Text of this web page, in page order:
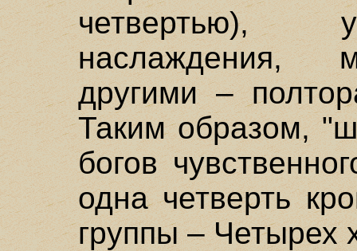
четвертью),
наслаждения,
другими –
Таким образом,
богов
одна четверть
группы – Четырех